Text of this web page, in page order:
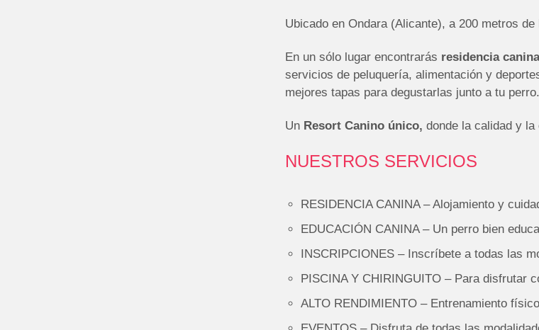
Ubicado en Ondara (Alicante), a 200 metros de
En un sólo lugar encontrarás residencia
servicios de peluquería, alimentación y
mejores tapas para degustarlas junto a tu perro.
Un Resort Canino único, donde la calidad y
NUESTROS SERVICIOS
RESIDENCIA CANINA – Alojamiento y
EDUCACIÓN CANINA – Un perro bien
INSCRIPCIONES – Inscríbete a todas las
PISCINA Y CHIRINGUITO – Para disfrutar
ALTO RENDIMIENTO – Entrenamiento